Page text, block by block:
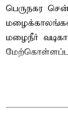
பெருநகர
மழைநீர்